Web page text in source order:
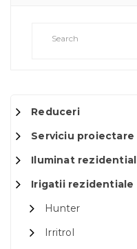
Reduceri
Serviciu proiectare
Iluminat rezidential
Irigatii rezidentiale
Hunter
Irritrol